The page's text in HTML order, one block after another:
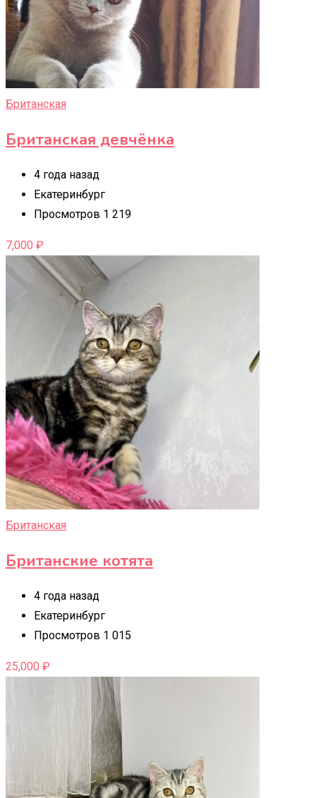
Британская
Британская девчëнка
4 года назад
Екатеринбург
Просмотров 1 219
7,000 ₽
Британская
Британские котята
4 года назад
Екатеринбург
Просмотров 1 015
25,000 ₽